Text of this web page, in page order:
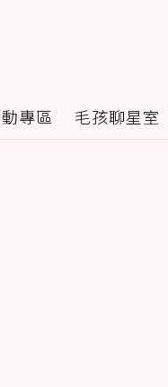
專區 毛孩聊星室